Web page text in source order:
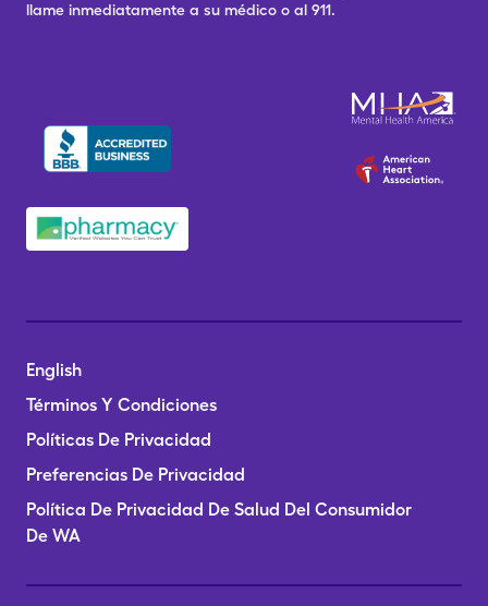
llame inmediatamente a su médico o al 911.
English
Términos Y Condiciones
Políticas De Privacidad
Preferencias De Privacidad
Política De Privacidad De Salud Del Consumidor
De WA